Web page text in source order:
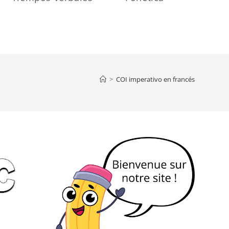
> COI imperativo en francés